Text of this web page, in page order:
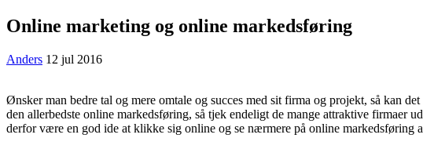
Online marketing og online markedsføring
Anders 12 jul 2016
Ønsker man bedre tal og mere omtale og succes med sit firma og projekt, så kan
den allerbedste online markedsføring, så tjek endeligt de mange attraktive firmaer
derfor være en god ide at klikke sig online og se nærmere på online markedsføring